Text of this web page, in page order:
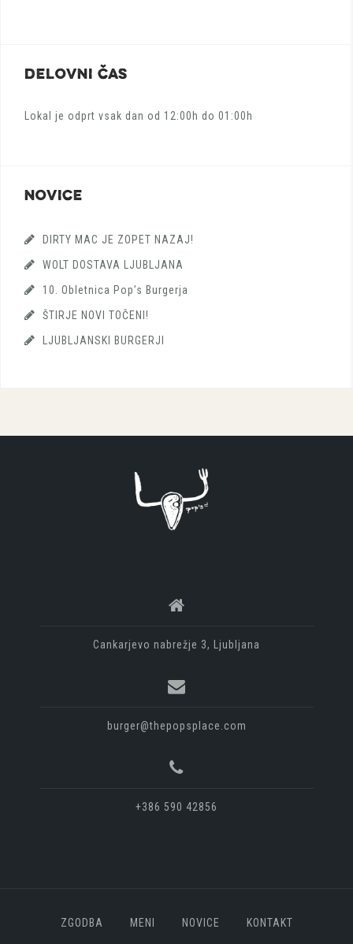
DELOVNI ČAS
Lokal je odprt vsak dan od 12:00h do 01:00h
NOVICE
DIRTY MAC JE ZOPET NAZAJ!
WOLT DOSTAVA LJUBLJANA
10. Obletnica Pop’s Burgerja
ŠTIRJE NOVI TOČENI!
LJUBLJANSKI BURGERJI
Cankarjevo nabrežje 3, Ljubljana
burger@thepopsplace.com
+386 590 42856
ZGODBA MENI NOVICE KONTAKT